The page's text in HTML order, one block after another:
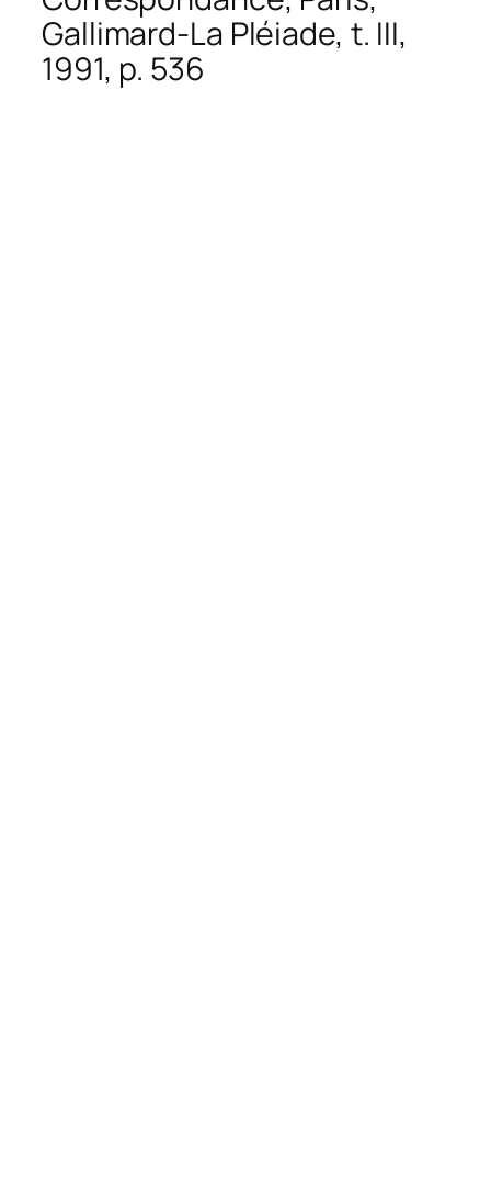
Gallimard-La Pléiade, t. III,
1991, p. 536